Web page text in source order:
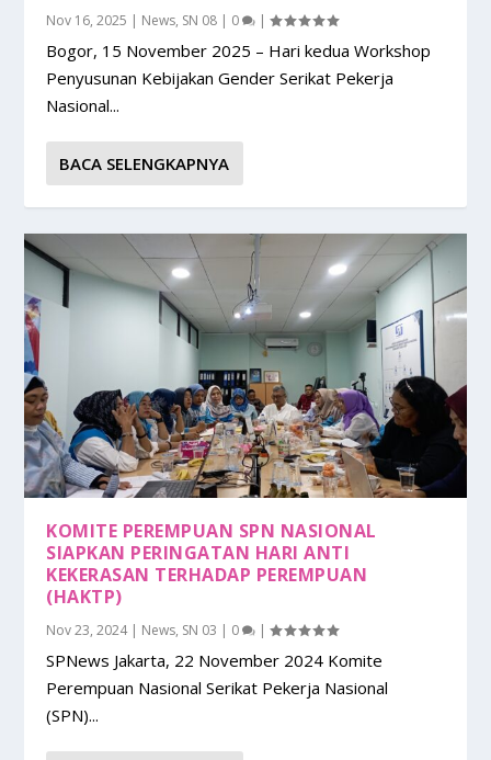
Nov 16, 2025 | News, SN 08 | 0 |
Bogor, 15 November 2025 – Hari kedua Workshop
Penyusunan Kebijakan Gender Serikat Pekerja
Nasional...
BACA SELENGKAPNYA
KOMITE PEREMPUAN SPN NASIONAL
SIAPKAN PERINGATAN HARI ANTI
KEKERASAN TERHADAP PEREMPUAN
(HAKTP)
Nov 23, 2024| News, SN 03 | 0 |
SPNews Jakarta, 22 November 2024 Komite
Perempuan Nasional Serikat Pekerja Nasional
(SPN)...